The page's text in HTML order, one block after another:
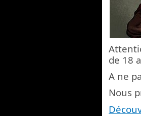
de 18
A ne
Nous